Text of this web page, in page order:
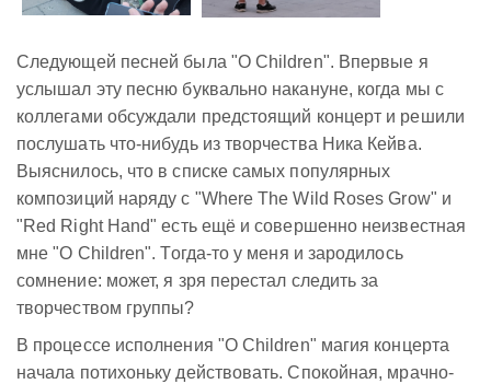
Следующей песней была "O Children". Впервые я
услышал эту песню буквально накануне, когда мы с
коллегами обсуждали предстоящий концерт и решили
послушать что-нибудь из творчества Ника Кейва.
Выяснилось, что в списке самых популярных
композиций наряду с "Where The Wild Roses Grow" и
"Red Right Hand" есть ещё и совершенно неизвестная
мне "O Children". Тогда-то у меня и зародилось
сомнение: может, я зря перестал следить за
творчеством группы?
В процессе исполнения "O Children" магия концерта
начала потихоньку действовать. Спокойная, мрачно-